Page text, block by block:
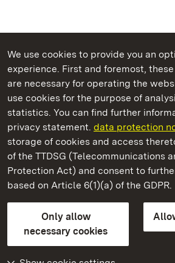
We use cookies to provide you an
experience. First and foremost,
are necessary for operating the
use cookies for the purpose of
statistics. You can find further
privacy statement. data protection
storage of cookies and access
of the TTDSG (Telecommunications
Protection Act) and consent to
based on Article 6(1)(a) of the GDPR.
Only allow
necessary cookies
State Palaces and Gardens of
Staatliche Schlösser und Gärten
State Palaces and Gardens of
Contact usFAQMasthead
Declaration on barrier-free access
BITV-konform (geprüfte Seiten)